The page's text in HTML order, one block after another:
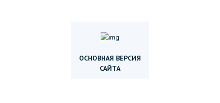
ОСНОВНАЯ ВЕРСИЯ
САЙТА